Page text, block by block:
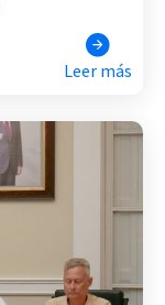
Leer más